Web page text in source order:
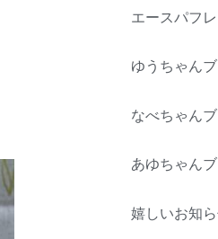
エースパフ
ゆうちゃん
なべちゃん
あゆちゃん
嬉しいお知